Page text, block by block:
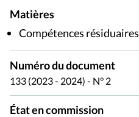
Matières
Compétences résiduaires
Numéro du document
133 (2023 - 2024) - N° 2
État en commission